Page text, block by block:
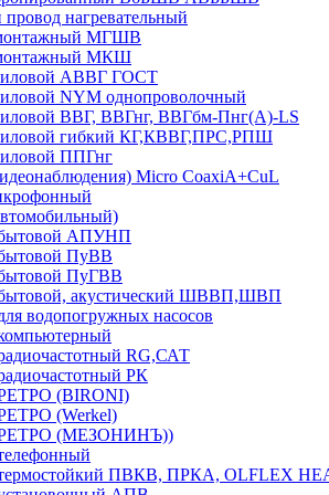
провод нагревательный
МГШВ
МКШ
АВВГ ГОСТ
NYM однопроволочный
ВВГ, ВВГнг, ВВГбм-Пнг(А)-LS
гибкий КГ,КВВГ,ПРС,РПШ
ППГнг
Micro CoaxiA+CuL
АПУНП
ПуВВ
ПуГВВ
акустический ШВВП,ШВП
водопогружных насосов
RG,САТ
РК
(BIRONI)
(Werkel)
РЕТРО (МЕЗОНИНЪ))
ПВКВ, ПРКА, OLFLEX